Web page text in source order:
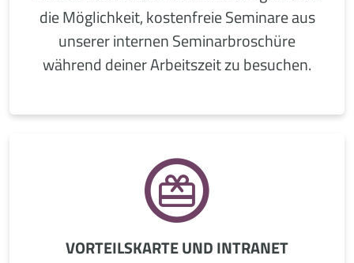
die Möglichkeit, kostenfreie Seminare aus
unserer internen Seminarbroschüre
während deiner Arbeitszeit zu besuchen.
VORTEILSKARTE UND INTRANET